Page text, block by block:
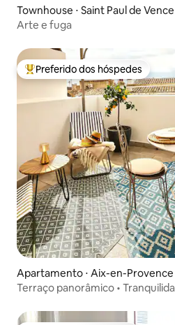
Townhouse ⋅ Saint Paul de Vence
Arte e fuga
Entre os melhores preferidos
Preferido dos hóspedes
Apartamento ⋅ Aix-en-Provence
Terraço panorâmico •